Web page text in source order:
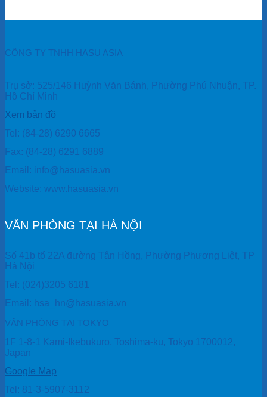
CÔNG TY TNHH HASU ASIA
Trụ sở: 525/146 Huỳnh Văn Bánh, Phường Phú Nhuận, TP.
Hồ Chí Minh
Xem bản đồ
Tel: (84-28) 6290 6665
Fax: (84-28) 6291 6889
Email: info@hasuasia.vn
Website: www.hasuasia.vn
VĂN PHÒNG TẠI HÀ NỘI
Số 41b tổ 22A đường Tân Hồng, Phường Phương Liệt, TP
Hà Nội
Tel: (024)3205 6181
Email: hsa_hn@hasuasia.vn
VĂN PHÒNG TẠI TOKYO
1F 1-8-1 Kami-Ikebukuro, Toshima-ku, Tokyo 1700012,
Japan
Google Map
Tel: 81-3-5907-3112